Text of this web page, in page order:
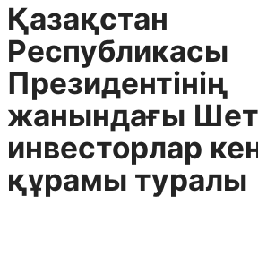
Қазақстан
Республикасы
Президентінің
жанындағы
инвесторлар
құрамы туралы